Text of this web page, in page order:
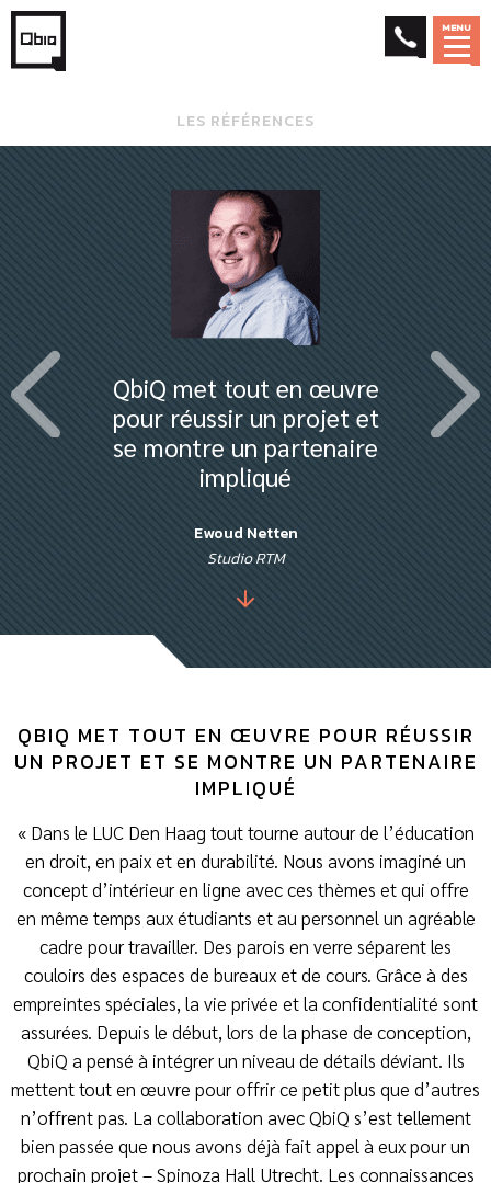
MENU
LES RÉFÉRENCES
QbiQ met tout en œuvre
pour réussir un projet et
se montre un partenaire
impliqué
Ewoud Netten
Studio RTM
QBIQ MET TOUT EN ŒUVRE POUR RÉUSSIR
UN PROJET ET SE MONTRE UN PARTENAIRE
IMPLIQUÉ
« Dans le LUC Den Haag tout tourne autour de l’éducation
en droit, en paix et en durabilité. Nous avons imaginé un
concept d’intérieur en ligne avec ces thèmes et qui offre
en même temps aux étudiants et au personnel un agréable
cadre pour travailler. Des parois en verre séparent les
couloirs des espaces de bureaux et de cours. Grâce à des
empreintes spéciales, la vie privée et la confidentialité sont
assurées. Depuis le début, lors de la phase de conception,
QbiQ a pensé à intégrer un niveau de détails déviant. Ils
mettent tout en œuvre pour offrir ce petit plus que d’autres
n’offrent pas. La collaboration avec QbiQ s’est tellement
bien passée que nous avons déjà fait appel à eux pour un
prochain projet – Spinoza Hall Utrecht. Les connaissances